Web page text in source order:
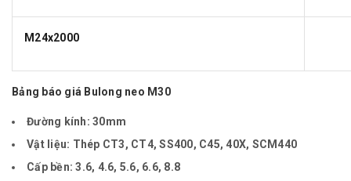
M24x2000
Bảng báo giá Bulong neo M30
Đường kính: 30mm
Vật liệu: Thép CT3, CT4, SS400, C45, 40X, SCM440
Cấp bền:3.6, 4.6, 5.6, 6.6, 8.8